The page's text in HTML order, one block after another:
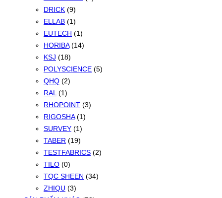
DRICK (9)
ELLAB (1)
EUTECH (1)
HORIBA (14)
KSJ (18)
POLYSCIENCE (5)
QHQ (2)
RAL (1)
RHOPOINT (3)
RIGOSHA (1)
SURVEY (1)
TABER (19)
TESTFABRICS (2)
TILO (0)
TQC SHEEN (34)
ZHIQU (3)